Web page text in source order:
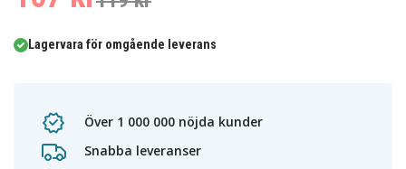
Lagervara för omgående leverans
Över 1 000 000 nöjda kunder
Snabba leveranser